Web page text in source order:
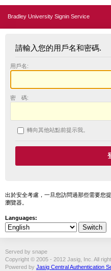
Bradley University Signin Service
請輸入您的用戶名和密碼.
用戶名:
密 碼:
轉向其他站點前提示我。
出於安全考慮，一旦您訪問過那些需要您
瀏覽器。
Languages:
Served by snape
Copyright © 2005 - 2012 Jasig, Inc. All
Powered by Jasig Central Authentication